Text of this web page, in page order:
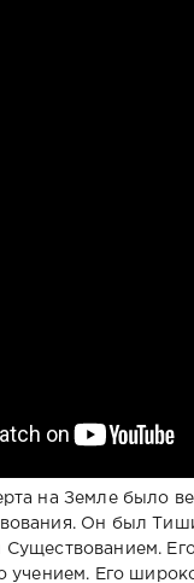
на Земле было
Он был
Его
учением. Его